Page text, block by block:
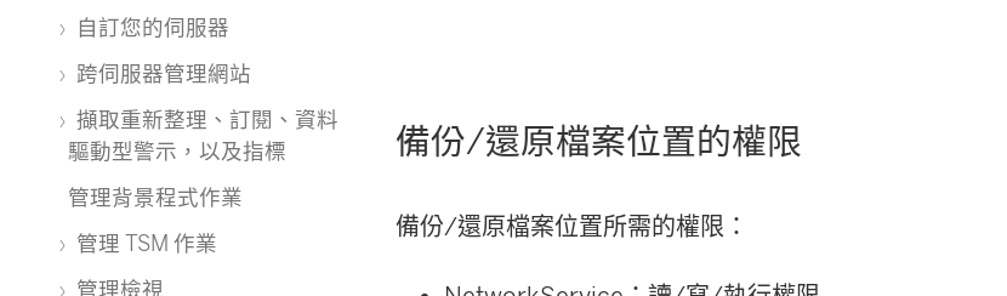
自訂您的伺服器
跨伺服器管理網站
擷取重新整理、訂閱、資料
驅動型警示，以及指標
管理背景程式作業
管理 TSM 作業
管理檢視
備份/還原檔案位置的權限
備份/還原檔案位置所需的權限：